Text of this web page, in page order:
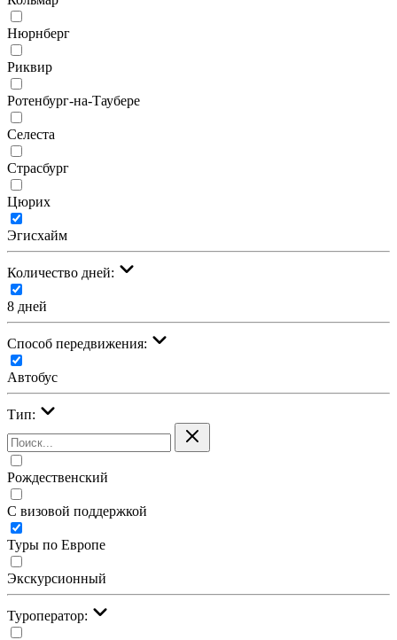
Нюрнберг
Риквир
Ротенбург-на-Таубере
Селеста
Страсбург
Цюрих
Эгисхайм
Количество дней:
8 дней
Cпособ передвижения:
Автобус
Тип:
Рождественский
С визовой поддержкой
Туры по Европе
Экскурсионный
Туроператор: